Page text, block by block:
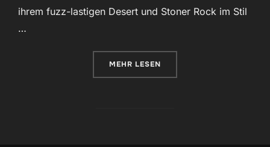
ihrem fuzz-lastigen Desert und Stoner Rock im Stil
…
MEHR ÜBER „DUNE PILOT & ROTOR
LESEN